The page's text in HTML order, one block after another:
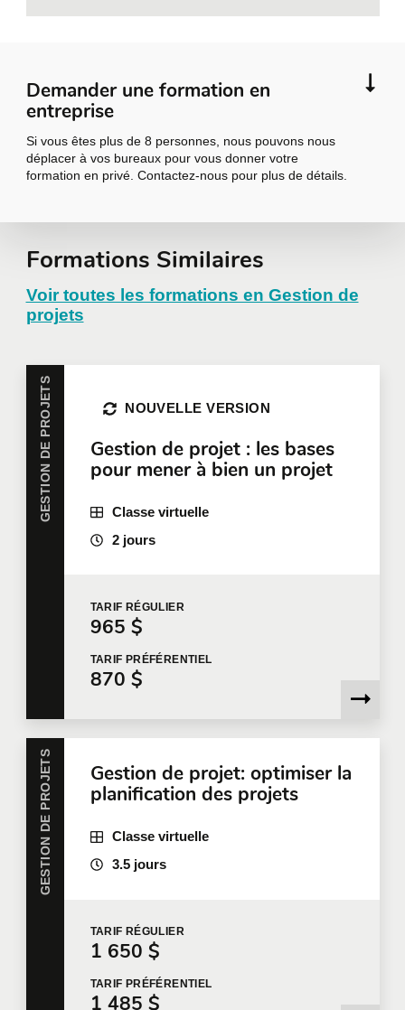
Demander une formation en
entreprise
Si vous êtes plus de 8 personnes, nous pouvons nous
déplacer à vos bureaux pour vous donner votre
formation en privé. Contactez-nous pour plus de détails.
Demander une
formation en
Toutes nos formations peuvent être offertes en
entreprise et personnalisées selon vos besoins.
Pour plus d'information, nous vous invitons à
communiquer avec nousou à remplir une demande
de soumission en ligne.
Prénom
Téléphone
Entreprise
Nombre de participants*
Formations Similaires
Voir toutes les formations en Gestion de
projets
GESTION DE PROJETS Gestion de projet : les bases
pour mener à bien un projet
NOUVELLE VERSION
Classe virtuelle
2 jours
TARIF RÉGULIER
965 $
TARIF PRÉFÉRENTIEL
870 $
GESTION DE PROJETS Gestion de projet: optimiser la
planification des projets
Classe virtuelle
3.5 jours
TARIF RÉGULIER
1 650 $
TARIF PRÉFÉRENTIEL
1 485 $